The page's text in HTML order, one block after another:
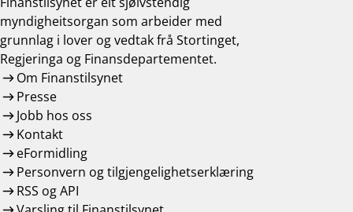
myndigheitsorgan som arbeider med
grunnlag i lover og vedtak frå Stortinget,
Regjeringa og Finansdepartementet.
Om Finanstilsynet
Presse
Jobb hos oss
Kontakt
eFormidling
Personvern og tilgjengelighetserklæring
RSS og API